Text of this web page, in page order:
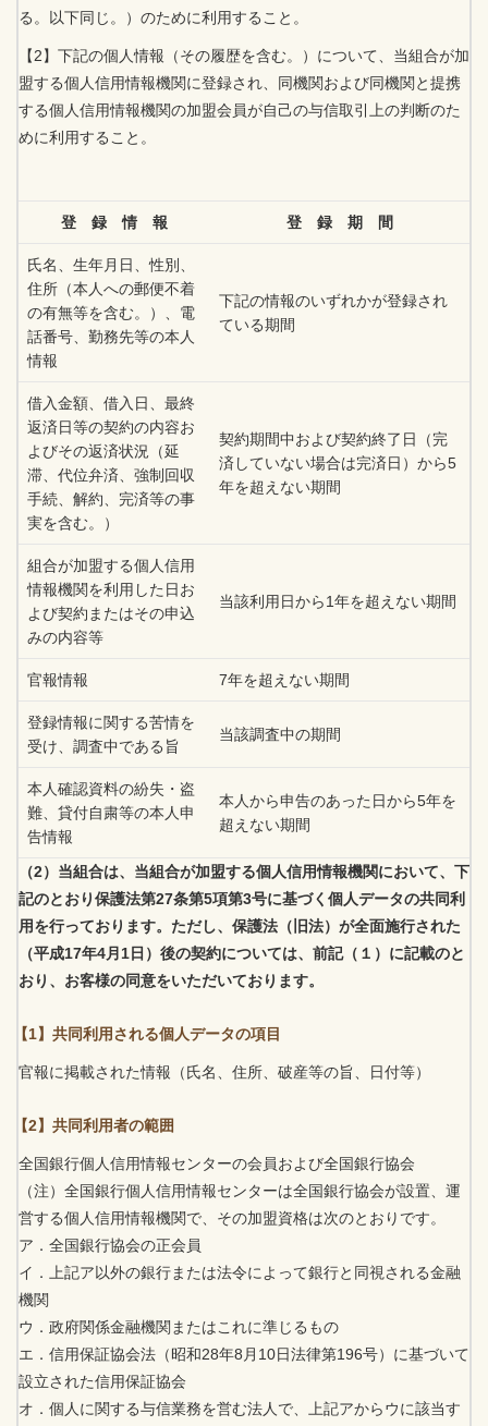
る。以下同じ。）のために利用すること。
【2】下記の個人情報（その履歴を含む。）について、当組合が加
盟する個人信用情報機関に登録され、同機関および同機関と提携
する個人信用情報機関の加盟会員が自己の与信取引上の判断のた
めに利用すること。
登 録 情 報 登 録 期 間
氏名、生年月日、性別、
住所（本人への郵便不着
の有無等を含む。）、電
話番号、勤務先等の本人
情報
下記の情報のいずれかが登録され
ている期間
借入金額、借入日、最終
返済日等の契約の内容お
よびその返済状況（延
滞、代位弁済、強制回収
手続、解約、完済等の事
実を含む。）
契約期間中および契約終了日（完
済していない場合は完済日）から5
年を超えない期間
組合が加盟する個人信用
情報機関を利用した日お
よび契約またはその申込
みの内容等
当該利用日から1年を超えない期間
官報情報 7年を超えない期間
登録情報に関する苦情を
受け、調査中である旨
当該調査中の期間
本人確認資料の紛失・盗
難、貸付自粛等の本人申
告情報
本人から申告のあった日から5年を
超えない期間
（2）当組合は、当組合が加盟する個人信用情報機関において、下
記のとおり保護法第27条第5項第3号に基づく個人データの共同利
用を行っております。ただし、保護法（旧法）が全面施行された
（平成17年4月1日）後の契約については、前記（１）に記載のと
おり、お客様の同意をいただいております。
【1】共同利用される個人データの項目
官報に掲載された情報（氏名、住所、破産等の旨、日付等）
【2】共同利用者の範囲
全国銀行個人信用情報センターの会員および全国銀行協会
（注）全国銀行個人信用情報センターは全国銀行協会が設置、運
営する個人信用情報機関で、その加盟資格は次のとおりです。
ア．全国銀行協会の正会員
イ．上記ア以外の銀行または法令によって銀行と同視される金融
機関
ウ．政府関係金融機関またはこれに準じるもの
エ．信用保証協会法（昭和28年8月10日法律第196号）に基づいて
設立された信用保証協会
オ．個人に関する与信業務を営む法人で、上記アからウに該当す